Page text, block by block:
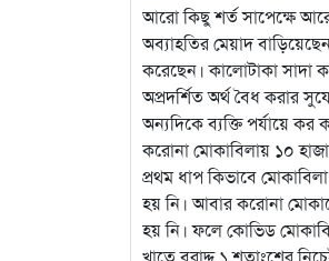
আরো কিছু শর্ত সাপেক্ষে
অব্যাহতির মেয়াদ
করেছেন। কালোটাকা সাদা
অপ্রদর্শিত অর্থ বৈধ করার
অন্যদিকে ব্যক্তি পর্যায়ে
করোনা মোকাবিলায় ১০
প্রথম ধাপ কিভাবে
হয় নি। আবার করোনা
হয় নি। ফলে কোভিড